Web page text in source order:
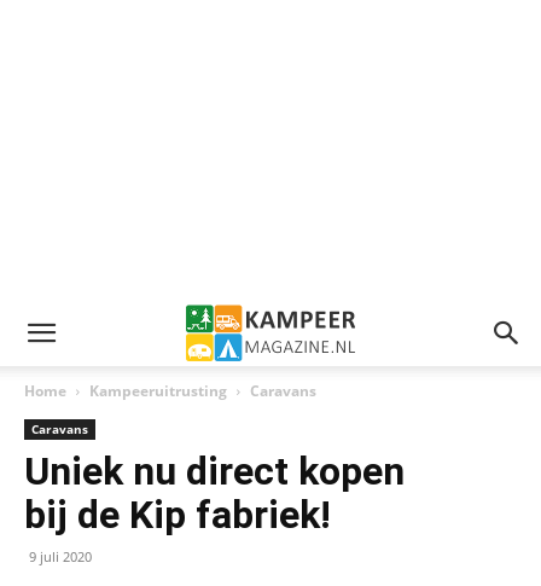
Home Kampeeruitrusting Caravans
Caravans
Uniek nu direct kopen
bij de Kip fabriek!
9 juli 2020